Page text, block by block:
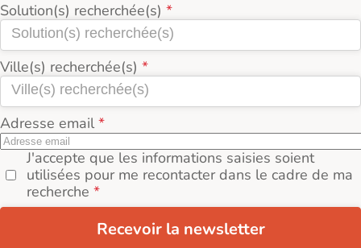
Solution(s) recherchée(s)
Ville(s) recherchée(s)
Adresse email
J'accepte que les informations saisies soient
utilisées pour me recontacter dans le cadre de ma
recherche
Recevoir la newsletter